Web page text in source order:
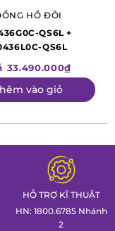
211
211:
HỒ ĐÔI
QS6L +
QS6L
33.490.000₫
vào giỏ
HỖ TRỢ KĨ THUẬT
HN: 1800.6785 Nhánh
2